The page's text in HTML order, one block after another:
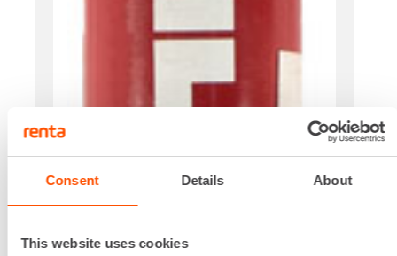
Consent Details About
This website uses cookies